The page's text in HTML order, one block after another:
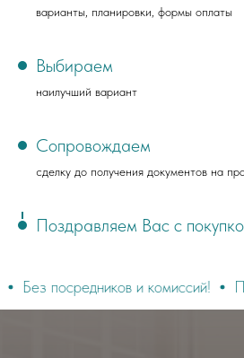
варианты, планировки, формы оплаты
Выбираем
наилучший вариант
Сопровождаем
сделку до получения документов на
Поздравляем Вас с
и комиссий! Покупайте